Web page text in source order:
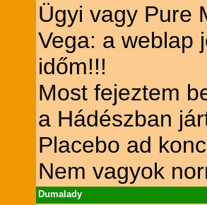
Ügyi vagy Pure
Vega: a weblap
időm!!!
Most fejeztem
a Hádészban
Placebo ad
Nem vagyok
Dumalady